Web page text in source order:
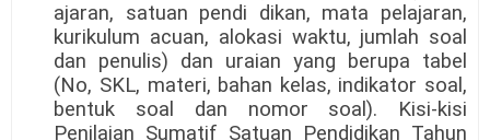
ajaran, satuan pendi dikan, mata pelajaran,
kurikulum acuan, alokasi waktu, jumlah soal
dan penulis) dan uraian yang berupa tabel
(No, SKL, materi, bahan kelas, indikator soal,
bentuk soal dan nomor soal). Kisi-kisi
Penilaian Sumatif Satuan Pendidikan Tahun